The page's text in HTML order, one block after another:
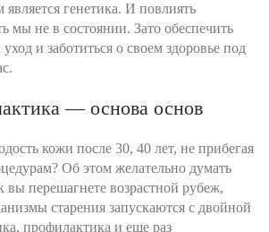
генетика. И повлиять
мы не в состоянии. Зато обеспечить
и заботиться о своем здоровье под
— основа основ
кожи после 30, 40 лет, не прибегая
Об этом желательно думать
вы перешагнете возрастной рубеж,
старения запускаются с двойной
профилактика и еще раз